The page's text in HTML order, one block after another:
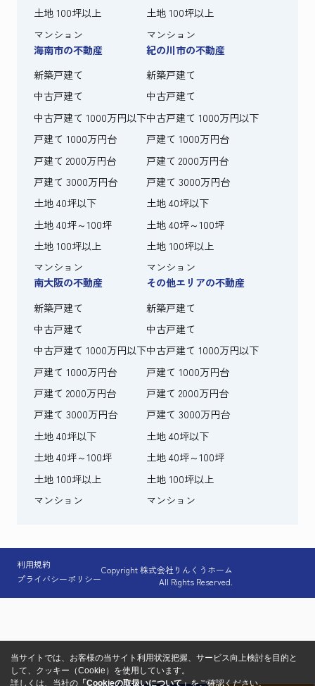
土地 100坪以上
マンション
土地 100坪以上
マンション
海南市の不動産
新築戸建て
中古戸建て
中古戸建て 1000万円以下
戸建て 1000万円台
戸建て 2000万円台
戸建て 3000万円台
土地 40坪以下
土地 40坪～100坪
土地 100坪以上
マンション
紀の川市の不動産
新築戸建て
中古戸建て
中古戸建て 1000万円以下
戸建て 1000万円台
戸建て 2000万円台
戸建て 3000万円台
土地 40坪以下
土地 40坪～100坪
土地 100坪以上
マンション
南大阪の不動産
新築戸建て
中古戸建て
中古戸建て 1000万円以下
戸建て 1000万円台
戸建て 2000万円台
戸建て 3000万円台
土地 40坪以下
土地 40坪～100坪
土地 100坪以上
マンション
その他エリアの不動産
新築戸建て
中古戸建て
中古戸建て 1000万円以下
戸建て 1000万円台
戸建て 2000万円台
戸建て 3000万円台
土地 40坪以下
土地 40坪～100坪
土地 100坪以上
マンション
利用規約
プライバシーポリシー
Copyright 株式会社りんくうホーム
All Rights Reserved.
当サイトでは、お客様の当サイト利用状況把握、サービス向上検討を目的と
して、クッキー（Cookie）を使用しています。
詳しくは、当社の 「Cookieの取扱いについて」をご確認ください。